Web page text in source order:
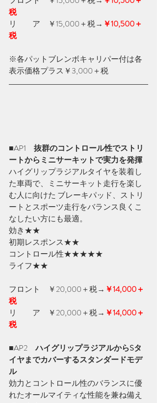
税
リ　　ア　￥15,000＋税→ ￥10,500＋
税
※各パットブレンボキャリパー付は各
表示価格プラス￥3,000＋税
■AP1 抜群のコントロール性でストリ
ートからミニサーキットで実力を発揮
ハイグリップラジアルタイヤを装着し
た車両で、ミニサーキット走行を楽し
む人に向けた ブレーキパッド、ストリ
ートとスポーツ走行をバランス良くこ
なしたい方にも最適。
効き★★
初期レスポンス★★
コントロール性★★★★★
ライフ★★
フロント　￥20,000＋税→ ￥14,000＋
税
リ　　ア　￥20,000＋税→ ￥14,000＋
税
■AP2 ハイグリップラジアルからSタ
イヤまでカバーするスタンダードモデ
ル
効力とコントロール性のバランスに優
れたオールマイティな性能を兼ね備え